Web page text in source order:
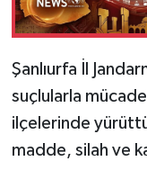
Şanlıurfa İl
suçlularla
ilçelerinde
madde, silah ve